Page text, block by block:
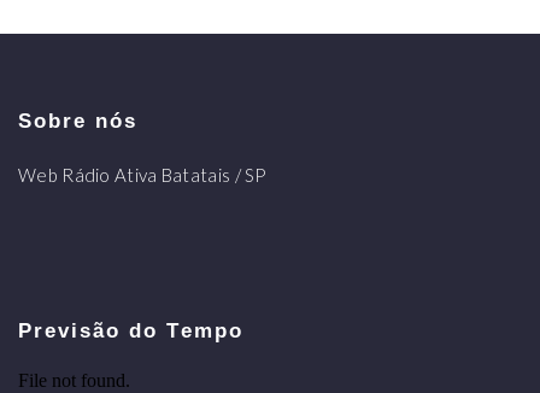
Sobre nós
Web Rádio Ativa Batatais / SP
Previsão do Tempo